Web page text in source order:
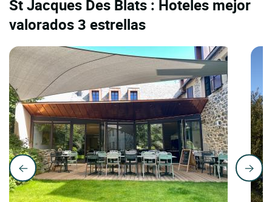
St Jacques Des Blats : Hoteles mejor
valorados 3 estrellas